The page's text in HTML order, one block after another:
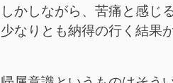
しかしながら、苦痛と感じ
少なりとも納得の行く結果